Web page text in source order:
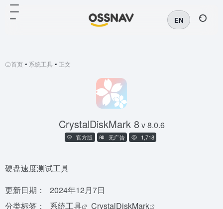
EN
首页 • 系统工具 • 正文
CrystalDiskMark 8v 8.0.6
官方版 无广告 1,718
硬盘速度测试工具
更新日期：
2024年12月7日
分类标签：
系统工具
CrystalDiskMark